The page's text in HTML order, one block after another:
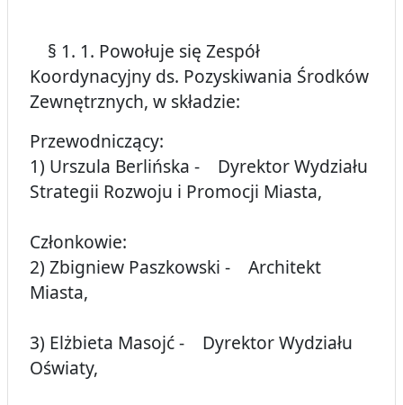
§ 1. 1. Powołuje się Zespół
Koordynacyjny ds. Pozyskiwania Środków
Zewnętrznych, w składzie:
Przewodniczący:
1) Urszula Berlińska - Dyrektor Wydziału
Strategii Rozwoju i Promocji Miasta,
Członkowie:
2) Zbigniew Paszkowski - Architekt
Miasta,
3) Elżbieta Masojć - Dyrektor Wydziału
Oświaty,